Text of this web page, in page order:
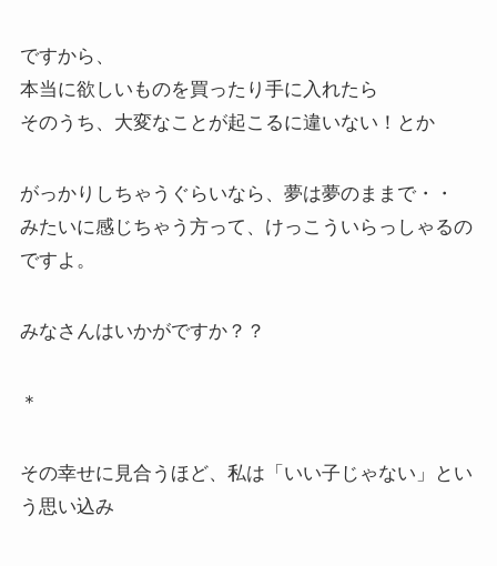
ですから、
本当に欲しいものを買ったり手に入れたら
そのうち、大変なことが起こるに違いない！とか
がっかりしちゃうぐらいなら、夢は夢のままで・・
みたいに感じちゃう方って、けっこういらっしゃるの
ですよ。
みなさんはいかがですか？？
＊
その幸せに見合うほど、私は「いい子じゃない」とい
う思い込み